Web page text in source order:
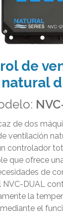
de
natural
de dos
ventilación
controlador
que ofrece
de
NVC-DUAL
la
el